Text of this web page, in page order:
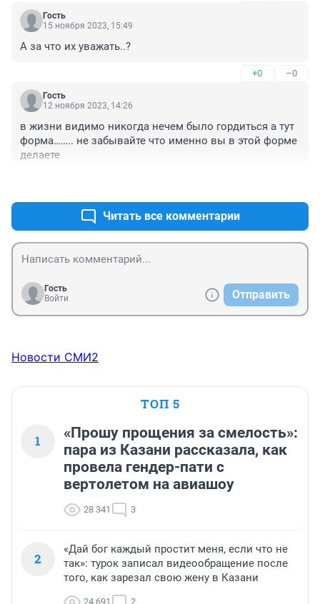
Гость
15 ноября 2023, 15:49
А за что их уважать..?
+0 –0
Гость
12 ноября 2023, 14:26
в жизни видимо никогда нечем было гордиться а тут
форма…….. не забывайте что именно вы в этой форме
делаете
Читать все комментарии
Гость
Войти
Отправить
Новости СМИ2
ТОП 5
1
«Прошу прощения за смелость»:
пара из Казани рассказала, как
провела гендер-пати с
вертолетом на авиашоу
28 341 3
2
«Дай бог каждый простит меня, если что не
так»: турок записал видеообращение после
того, как зарезал свою жену в Казани
24 691 2